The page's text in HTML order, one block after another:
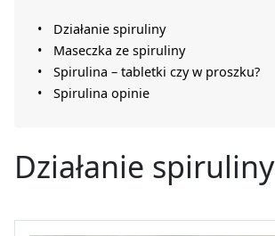
Działanie spiruliny
Maseczka ze spiruliny
Spirulina – tabletki czy w proszku?
Spirulina opinie
Działanie spiruliny